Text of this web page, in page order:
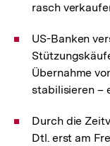
rasch
US-Banken
Übernahme
stabilisieren –
Durch die
Dtl. erst am